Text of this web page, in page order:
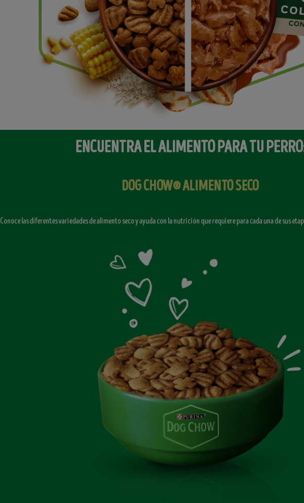
ENCUENTRA EL ALIMENTO PARA TU
DOG CHOW® ALIMENTO SECO
Conoce las diferentes variedades de alimento seco y ayuda con la nutrición que requiere para cada una de sus